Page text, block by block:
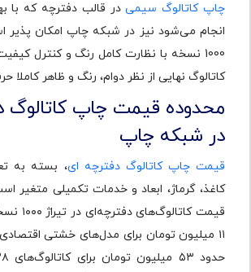
چاپ کاتالوگ سیمیدر قالب دفترچه که با
انجام می‌شود نیز در شبکه چاپ امکان پذیر
1000 نسخه با نظارت کامل رنگ و کنترل
کاتالوگ نهایی از نظر دوام، رنگ و ظاهر کاملا
محدوده قیمت چاپ کاتالوگ
در شبکه چاپ
قیمت چاپ کاتالوگ دفترچه ای، بسته به
کاغذ، گرماژ، ابعاد و خدمات تکمیلی متغیر
قیمت
۱۱ میلیون تومان برای مدل‌های خشتی